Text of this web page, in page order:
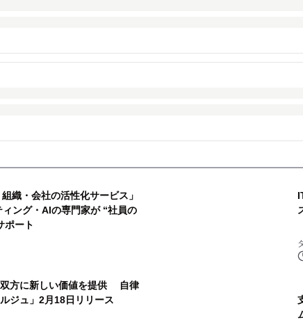
織・会社の活性化サービス」
ング・AIの専門家が “社員の
ポート
双方に新しい価値を提供 自律
ジュ」2月18日リリース